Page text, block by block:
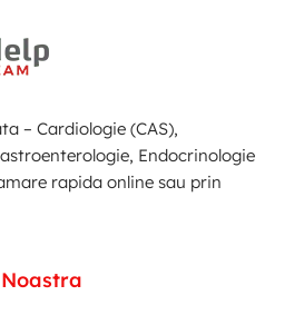
– Cardiologie (CAS),
Endocrinologie
rapida online sau prin